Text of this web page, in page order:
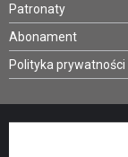
Patronaty
Abonament
Polityka prywatności